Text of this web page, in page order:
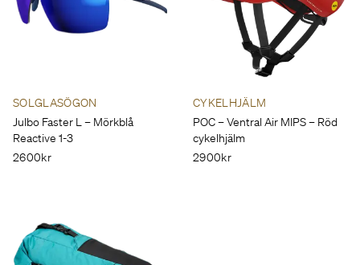
SOLGLASÖGON
Julbo Faster L – Mörkblå
Reactive 1-3
2600kr
CYKELHJÄLM
POC – Ventral Air MIPS – Röd
cykelhjälm
2900kr